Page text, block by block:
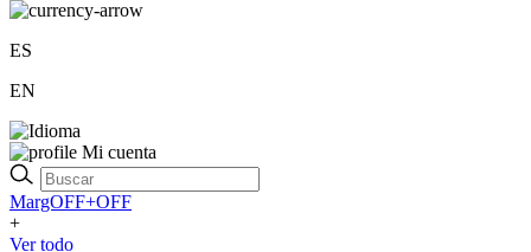
ES
EN
Mi cuenta
MargOFF+OFF
+
Ver todo